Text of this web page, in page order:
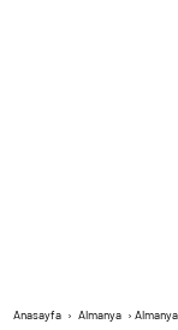
Anasayfa › Almanya ›